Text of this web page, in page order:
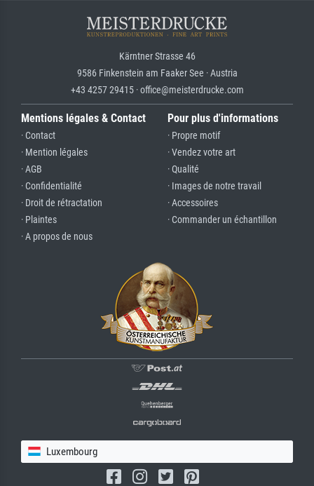
Kärntner Strasse 46
9586 Finkenstein am Faaker See · Austria
+43 4257 29415 · office@meisterdrucke.com
Mentions légales & Contact
· Contact
· Mention légales
· AGB
· Confidentialité
· Droit de rétractation
· Plaintes
· A propos de nous
Pour plus d'informations
· Propre motif
· Vendez votre art
· Qualité
· Images de notre travail
· Accessoires
· Commander un échantillon
Luxembourg